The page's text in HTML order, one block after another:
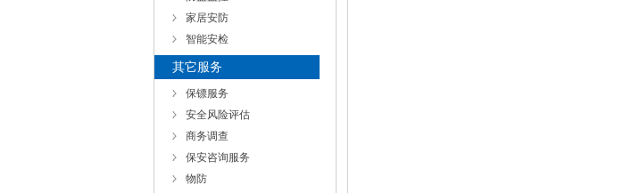
家居安防
智能安检
其它服务
保镖服务
安全风险评估
商务调查
保安咨询服务
物防